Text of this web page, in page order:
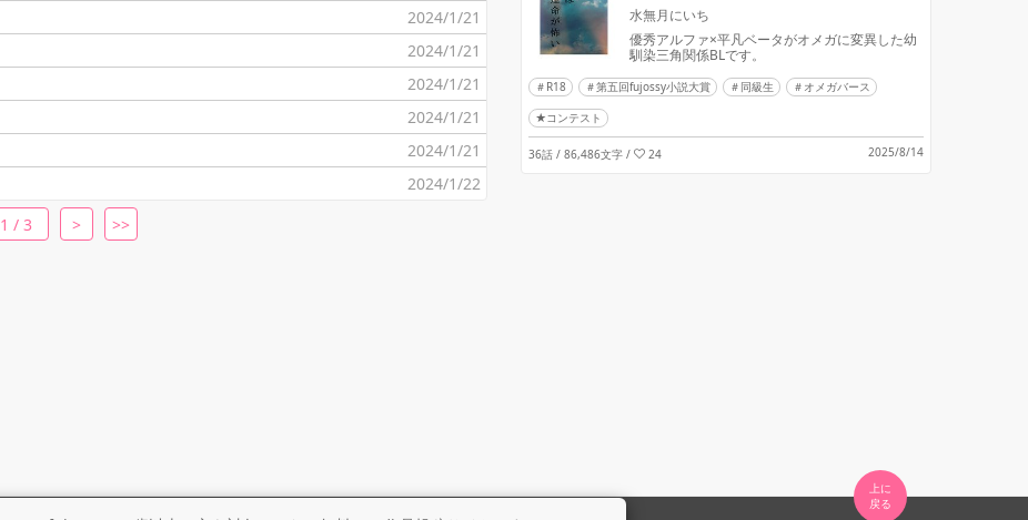
2024/1/21
2024/1/21
2024/1/21
2024/1/21
2024/1/21
2024/1/22
1 / 3
> >>
水無月にいち
優秀アルファ×平凡ベータがオメガに変異した幼
馴染三角関係BLです。
R18 第五回fujossy小説大賞 同級生
オメガバース
★コンテスト
36話 / 86,486文字 / 24 2025/8/14
上に